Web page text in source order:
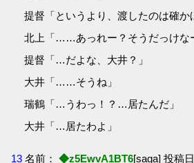
提督「というより、渡したのは確か
北上「……あっれー？そうだっけな
提督「…だよな、大井？」
大井「……そうね」
瑞鶴「…うわっ！？…居たんだ」
大井「…居たわよ」
13 名前： ◆z5EwvA1BT6[saga] 投稿